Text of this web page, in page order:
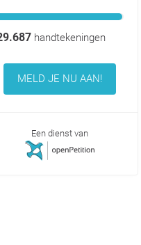
handtekeningen
MELD JE NU AAN!
Een dienst van